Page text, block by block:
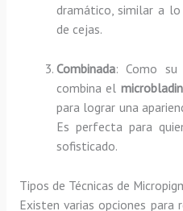
dramático, similar a
de cejas.
Combinada: Como su
combina el
para lograr una
Es perfecta para
sofisticado.
Tipos de Técnicas de
Existen varias opciones para